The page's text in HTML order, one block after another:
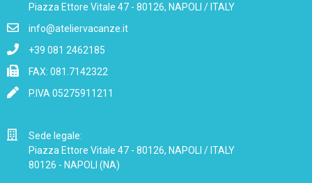
Piazza Ettore Vitale 47 - 80126, NAPOLI / ITALY
info@ateliervacanze.it
+39 081 2462185
FAX: 081.7142322
P.IVA 05275911211
Sede legale:
Piazza Ettore Vitale 47 - 80126, NAPOLI / ITALY
80126 - NAPOLI (NA)